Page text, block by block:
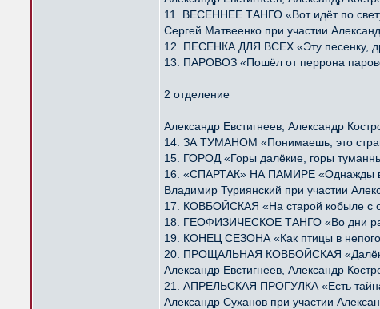
11. ВЕСЕННЕЕ ТАНГО «Вот идёт по
Сергей Матвеенко при участии
12. ПЕСЕНКА ДЛЯ ВСЕХ «Эту песенку,
13. ПАРОВОЗ «Пошёл от перрона
2 отделение
Александр Евстигнеев, Александр
14. ЗА ТУМАНОМ «Понимаешь, это
15. ГОРОД «Горы далёкие, горы
16. «СПАРТАК» НА ПАМИРЕ «Однажды
Владимир Туриянский при участии
17. КОВБОЙСКАЯ «На старой кобыле с
18. ГЕОФИЗИЧЕСКОЕ ТАНГО «Во дни
19. КОНЕЦ СЕЗОНА «Как птицы в
20. ПРОЩАЛЬНАЯ КОВБОЙСКАЯ «Далёко-
Александр Евстигнеев, Александр
21. АПРЕЛЬСКАЯ ПРОГУЛКА «Есть
Александр Суханов при участии